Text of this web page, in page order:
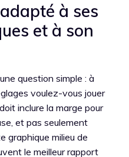
à ses
et à son
question simple : à
voulez-vous jouer
inclure la marge pour
et pas seulement
graphique milieu de
le meilleur rapport